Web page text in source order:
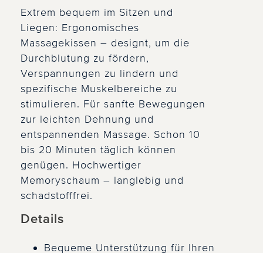
Extrem bequem im Sitzen und
Liegen: Ergonomisches
Massagekissen – designt, um die
Durchblutung zu fördern,
Verspannungen zu lindern und
spezifische Muskelbereiche zu
stimulieren. Für sanfte Bewegungen
zur leichten Dehnung und
entspannenden Massage. Schon 10
bis 20 Minuten täglich können
genügen. Hochwertiger
Memoryschaum – langlebig und
schadstofffrei.
Details
Bequeme Unterstützung für Ihren